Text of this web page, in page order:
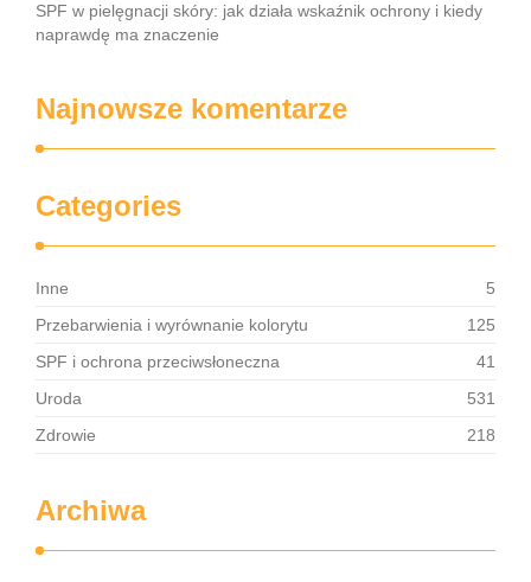
SPF w pielęgnacji skóry: jak działa wskaźnik ochrony i kiedy
naprawdę ma znaczenie
Najnowsze komentarze
Categories
Inne
5
Przebarwienia i wyrównanie kolorytu
125
SPF i ochrona przeciwsłoneczna
41
Uroda
531
Zdrowie
218
Archiwa